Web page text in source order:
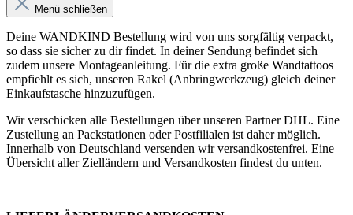
Menü schließen
Deine WANDKIND Bestellung wird von uns sorgfältig verpackt,
so dass sie sicher zu dir findet. In deiner Sendung befindet sich
zudem unsere Montageanleitung. Für die extra große Wandtattoos
empfiehlt es sich, unseren Rakel (Anbringwerkzeug) gleich deiner
Einkaufstasche hinzuzufügen.
Wir verschicken alle Bestellungen über unseren Partner DHL. Eine
Zustellung an Packstationen oder Postfilialen ist daher möglich.
Innerhalb von Deutschland versenden wir versandkostenfrei. Eine
Übersicht aller Zielländern und Versandkosten findest du unten.